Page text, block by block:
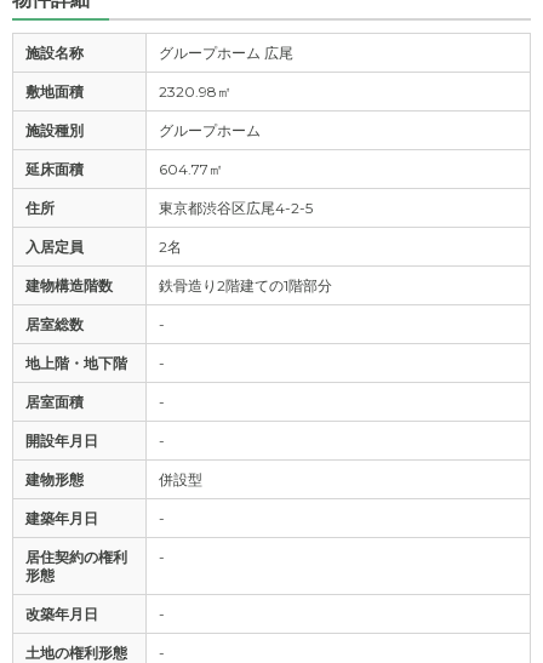
施設名称 グループホーム 広尾
敷地面積 2320.98㎡
施設種別 グループホーム
延床面積 604.77㎡
住所 東京都渋谷区広尾4-2-5
入居定員 2名
建物構造階数 鉄骨造り2階建ての1階部分
居室総数 -
地上階・地下階 -
居室面積 -
開設年月日 -
建物形態 併設型
建築年月日 -
居住契約の権利
形態
-
改築年月日 -
土地の権利形態 -